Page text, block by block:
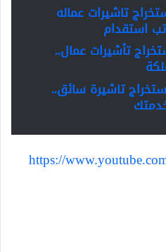
تاشيرات عماله
تأشيرات عمال..
تاشيرة سائق..
https://